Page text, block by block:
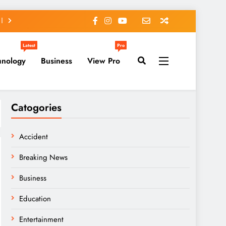
Latest
Business View Pro
Pro
Catogories
Accident
Breaking News
Business
Education
Entertainment